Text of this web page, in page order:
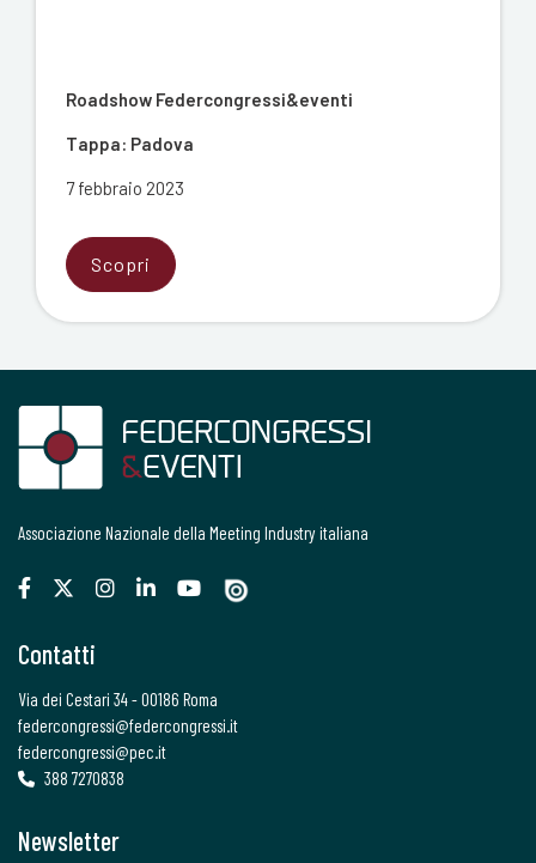
Roadshow Federcongressi&eventi
Tappa: Padova
7 febbraio 2023
Scopri
Associazione Nazionale della Meeting Industry italiana
Contatti
Via dei Cestari 34 - 00186 Roma
federcongressi@federcongressi.it
federcongressi@pec.it
388 7270838
Newsletter